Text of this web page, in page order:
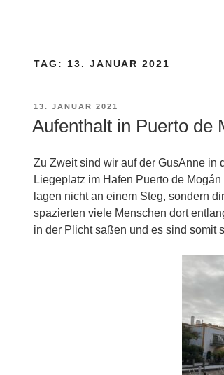
TAG: 13. JANUAR 2021
VERÖFFENTLICHT
13. JANUAR 2021
Aufenthalt in Puerto de
Zu Zweit sind wir auf der GusAnne in
Liegeplatz im Hafen Puerto de
lagen nicht an einem Steg, sondern
spazierten viele Menschen dort
in der Plicht saßen und es sind somit